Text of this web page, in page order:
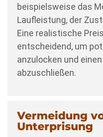
beispielsweise das
Laufleistung, der
Eine realistische
entscheidend, um
anzulocken und
abzuschließen.
Vermeidung
Unterpri­sung